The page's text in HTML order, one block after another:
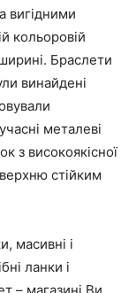
вигідними
кольоровій
Браслети
винайдені
металеві
з високоякісної
стійким
масивні і
ланки і